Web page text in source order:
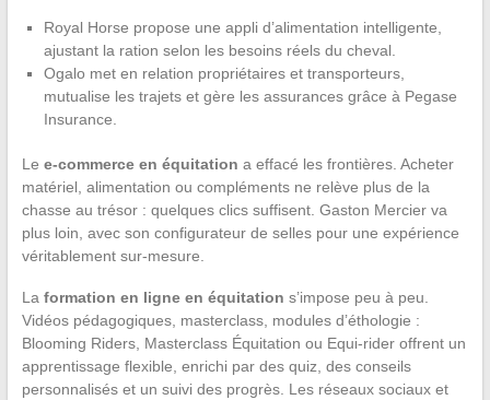
Royal Horse propose une appli d’alimentation intelligente,
ajustant la ration selon les besoins réels du cheval.
Ogalo met en relation propriétaires et transporteurs,
mutualise les trajets et gère les assurances grâce à Pegase
Insurance.
Le e-commerce en équitation a effacé les frontières. Acheter
matériel, alimentation ou compléments ne relève plus de la
chasse au trésor : quelques clics suffisent. Gaston Mercier va
plus loin, avec son configurateur de selles pour une expérience
véritablement sur-mesure.
La formation en ligne en équitation s’impose peu à peu.
Vidéos pédagogiques, masterclass, modules d’éthologie :
Blooming Riders, Masterclass Équitation ou Equi-rider offrent un
apprentissage flexible, enrichi par des quiz, des conseils
personnalisés et un suivi des progrès. Les réseaux sociaux et